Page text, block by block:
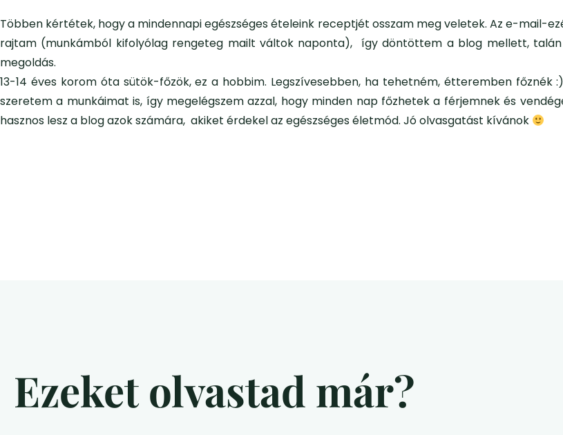
Többen kértétek, hogy a mindennapi egészséges ételeink receptjét osszam meg veletek. Az e-mail-
rajtam (munkámból kifolyólag rengeteg mailt váltok naponta), így döntöttem a blog mellett,
megoldás.
13-14 éves korom óta sütök-főzök, ez a hobbim. Legszívesebben, ha tehetném, étteremben főznék
szeretem a munkáimat is, így megelégszem azzal, hogy minden nap főzhetek a férjemnek és
hasznos lesz a blog azok számára, akiket érdekel az egészséges életmód. Jó olvasgatást kívánok
Ezeket olvastad már?